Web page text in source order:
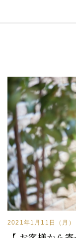
2021年1月11日（月）